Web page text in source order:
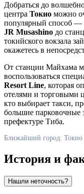
Добраться до
центра Токио можно
популярный способ —
JR Musashino до
токийского вокзала
окажетесь в
От станции Майхама
воспользоваться
Resort Line, которая
отелями и торговыми
кто выбирает такси,
большие парковочные
префектуре Тиба.
Ближайший город: Токио
История и
Нашли неточность?